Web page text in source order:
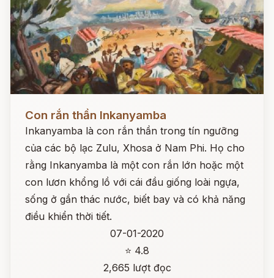
Con rắn thần Inkanyamba
Inkanyamba là con rắn thần trong tín ngưỡng
của các bộ lạc Zulu, Xhosa ở Nam Phi. Họ cho
rằng Inkanyamba là một con rắn lớn hoặc một
con lươn khổng lồ với cái đầu giống loài ngựa,
sống ở gần thác nước, biết bay và có khả năng
điều khiển thời tiết.
07-01-2020
⭐ 4.8
2,665 lượt đọc